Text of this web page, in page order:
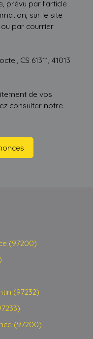
prévu par l'article
sur le site
par courrier
CS 61311, 41013
de vos
consulter notre
(97200)
(97232)
(97200)